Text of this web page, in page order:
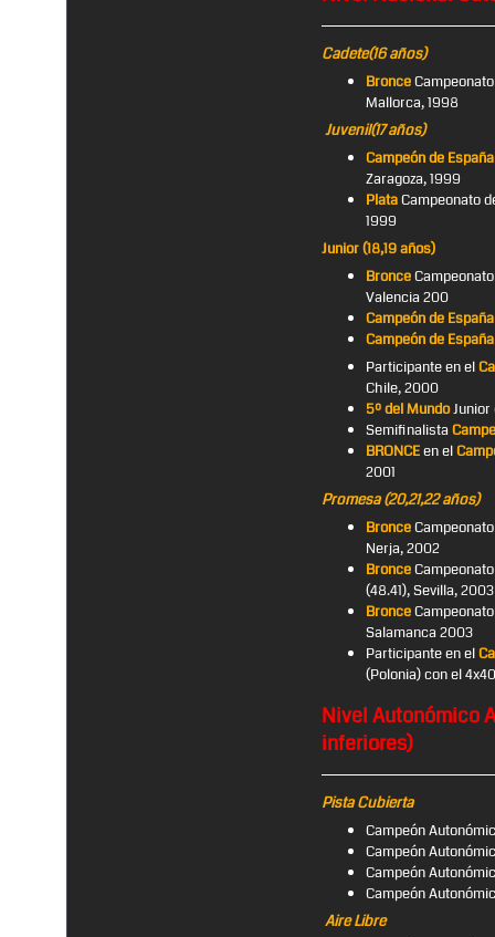
Cadete(16 años)
Bronce
Mallorca, 1998
Juvenil(17 años)
Campeón de España
Zaragoza, 1999
PlataCampeonato
1999
Junior (18,19 años)
Bronce
Valencia 200
Campeón de
Campeón de
Participante en el
Chile, 2000
5º del MundoJunior
Semifinalista
BRONCEen el
2001
Promesa (20,21,22 años)
Bronce
Nerja, 2002
Bronce
(48.41), Sevilla, 2003
Bronce
Salamanca 2003
Participante en el
(Polonia) con el
Nivel Autonómico
inferiores)
Pista Cubierta
Campeón
Campeón
Campeón
Campeón
Aire Libre